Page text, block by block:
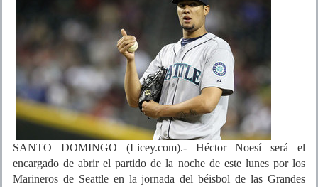
SANTO DOMINGO (Licey.com).- Héctor Noesí será el
encargado de abrir el partido de la noche de este lunes por los
Marineros de Seattle en la jornada del béisbol de las Grandes